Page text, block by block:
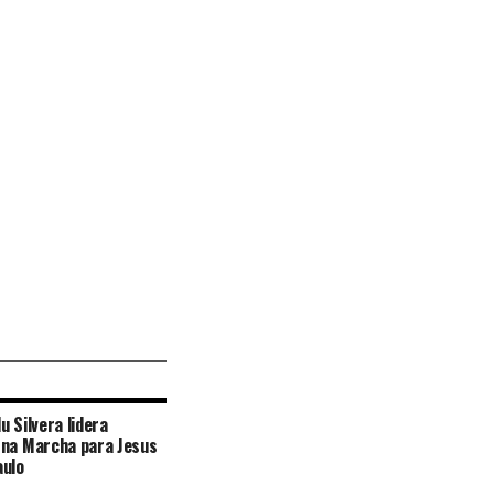
Silvera lidera
Marcha para Jesus